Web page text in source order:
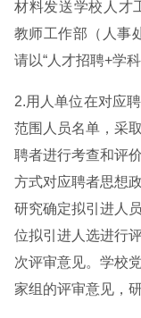
材料发送学校人才
教师工作部（人事
请以“人才招聘+学
2.用人单位在对应
范围人员名单，采
聘者进行考查和评
方式对应聘者思想
研究确定拟引进人
位拟引进人选进行
次评审意见。学校
家组的评审意见，